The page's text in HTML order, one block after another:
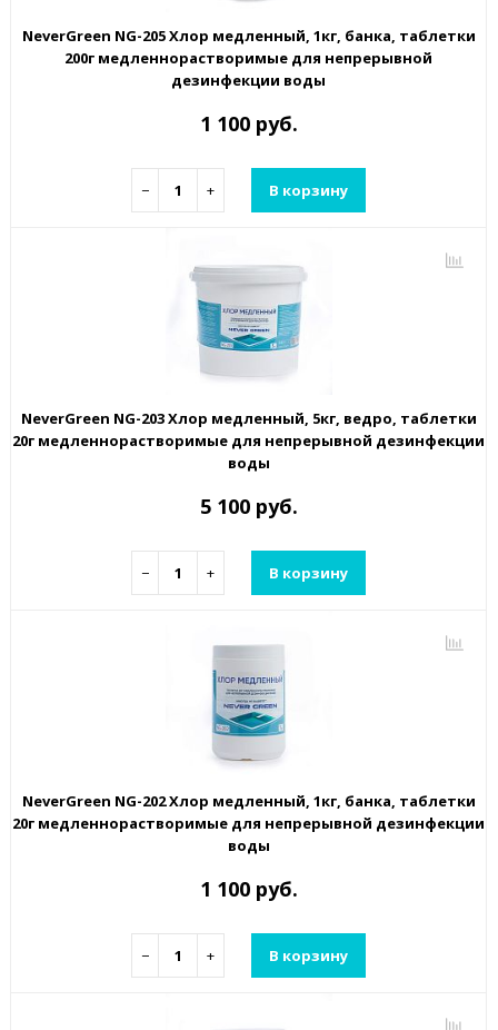
NeverGreen NG-205 Хлор медленный, 1кг, банка, таблетки
200г медленнорастворимые для непрерывной
дезинфекции воды
1 100 руб.
− + В корзину
NeverGreen NG-203 Хлор медленный, 5кг, ведро, таблетки
20г медленнорастворимые для непрерывной дезинфекции
воды
5 100 руб.
− + В корзину
NeverGreen NG-202 Хлор медленный, 1кг, банка, таблетки
20г медленнорастворимые для непрерывной дезинфекции
воды
1 100 руб.
− + В корзину